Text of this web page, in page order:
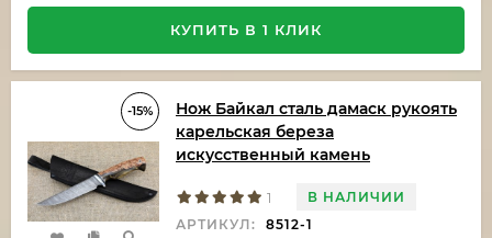
КУПИТЬ В 1 КЛИК
-15%
Нож Байкал сталь дамаск рукоять
карельская береза
искусственный камень
1
В НАЛИЧИИ
АРТИКУЛ:
8512-1